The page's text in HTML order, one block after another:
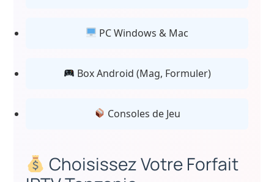
PC Windows & Mac
Box Android (Mag, Formuler)
Consoles de Jeu
Choisissez Votre Forfait